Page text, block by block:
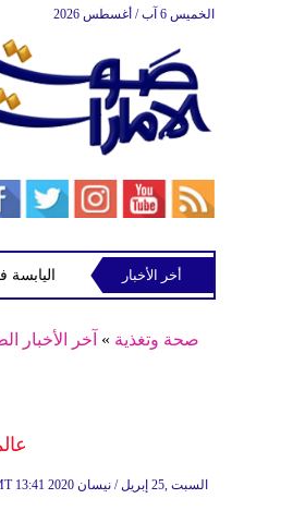
الخميس 6 آب / أغسطس 2026
"مايماي" تقترب من اليابسة في
أخر الأخبار
صحة وتغذية » آخر الأخبار
13:41 2020 السبت ,25 إبريل / نيسان